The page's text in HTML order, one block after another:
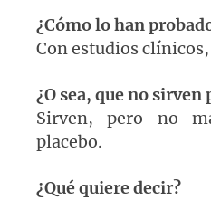
¿Cómo lo han
Con estudios
¿O sea, que no sirven
Sirven, pero no
placebo.
¿Qué quiere decir?